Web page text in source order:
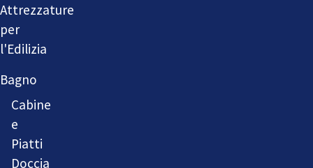
Attrezzature
per
l'Edilizia
Bagno
Cabine
e
Piatti
Doccia